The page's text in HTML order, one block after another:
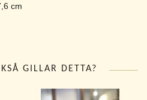
cm
GILLAR DETTA?